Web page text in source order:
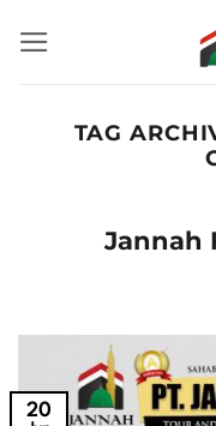
TAG
Jannah
20